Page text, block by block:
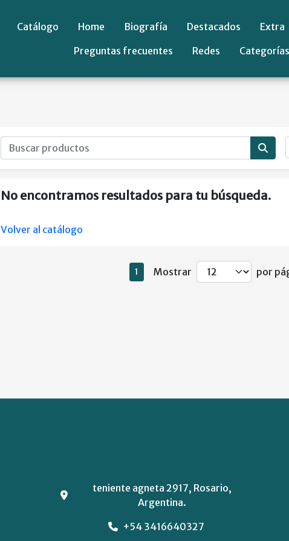
Catálogo Home Biografía Destacados Extra
Preguntas frecuentes
Redes Categorías
No encontramos resultados para tu búsqueda.
Volver al catálogo
1 Mostrar por
teniente agneta 2917, Rosario,
Argentina.
+54 3416640327